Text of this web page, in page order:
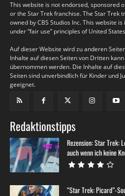
This website is not endorsed, sponsored
or the Star Trek franchise. The Star Trek
owned by CBS Studios Inc. This website
under “fair use” principles of United
Auf dieser Website wird zu anderen
Inhalte auf diesen Seiten von Dritten
übernommen werden. Die Inhalte auf
Seiten sind unverbindlich für Kinder und
geeignet.
Redaktionstipps
Rezension: Star Trek:
auch wenn ich keine
“Star Trek: Picard”-